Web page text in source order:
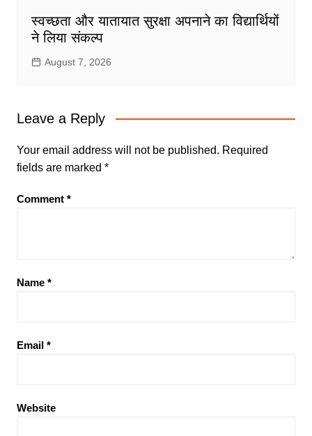
स्वच्छता और यातायात सुरक्षा अपनाने का विद्यार्थियों
ने लिया संकल्प
August 7, 2026
Leave a Reply
Your email address will not be published. Required
fields are marked *
Comment *
Name *
Email *
Website